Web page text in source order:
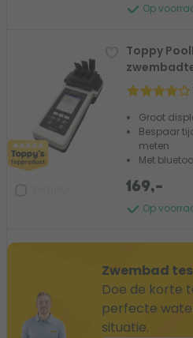
Op
Toppy
Groot
Bespaar
meten
Met
Op
169,-
Zwembad
Doe de korte
perfecte
situatie.